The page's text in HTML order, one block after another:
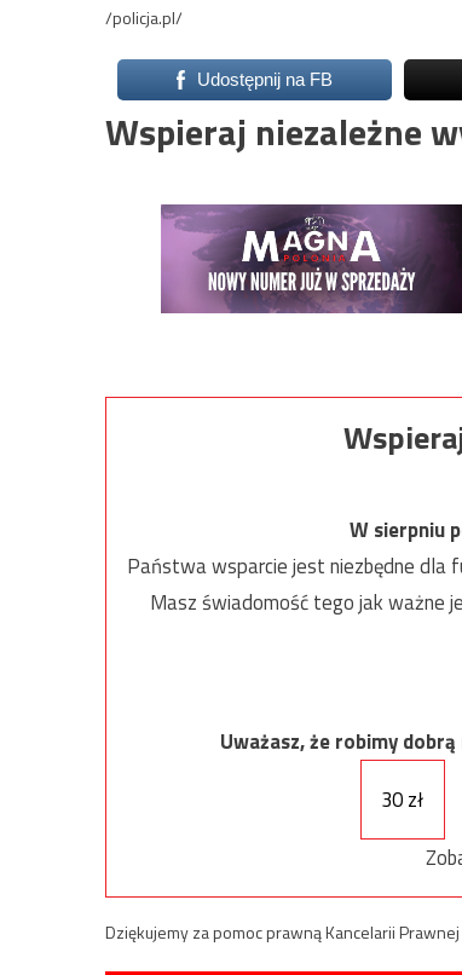
/policja.pl/
Udostępnij na FB
Wspieraj niezależne
W sierpniu
Państwa wsparcie jest niezbędne dla
Masz świadomość tego jak ważne
Uważasz, że robimy
30 zł
Dziękujemy za pomoc prawną Kancelarii